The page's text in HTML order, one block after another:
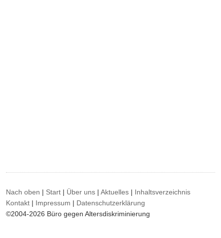
Nach oben | Start | Über uns |Aktuelles | Inhaltsverzeichnis
Kontakt | Impressum | Datenschutzerklärung
©2004-2026 Büro gegen Altersdiskriminierung